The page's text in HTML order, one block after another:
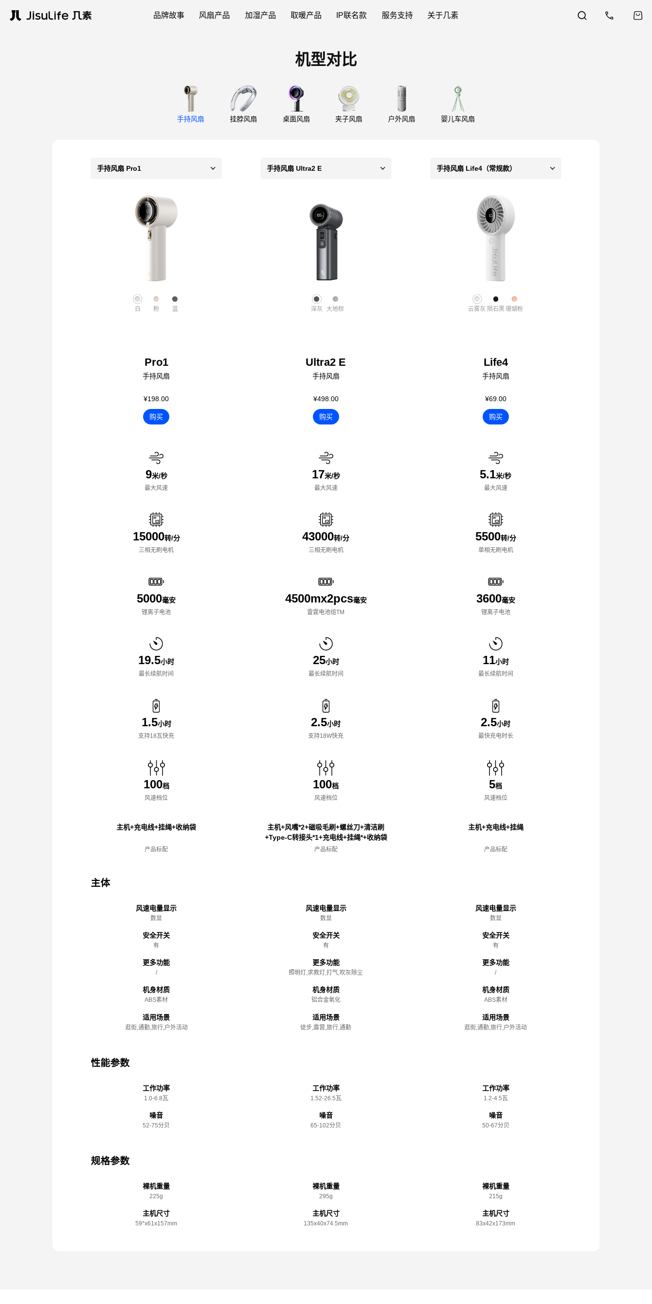
品牌故事 风扇产品 加湿产品 取暖产品 IP联名款 服务支持 关于几素
机型对比
手持风扇 挂脖风扇 桌面风扇 夹子风扇 户外风扇 婴儿车风扇
手持风扇 Pro1
白 粉 蓝
Pro1
手持风扇
¥198.00
购买
9米/秒
最大风速
15000转/分
三相无刷电机
5000毫安
锂离子电池
19.5小时
最长续航时间
1.5小时
支持18瓦快充
100档
风速档位
主机+充电线+挂绳+收纳袋
产品标配
主体
风速电量显示
数显
安全开关
有
更多功能
/
机身材质
ABS素材
适用场景
逛街,通勤,旅行,户外活动
性能参数
工作功率
1.0-6.8瓦
噪音
52-75分贝
规格参数
裸机重量
225g
主机尺寸
59*x️61x️157mm
手持风扇 Ultra2 E
深灰 大地棕
Ultra2 E
手持风扇
¥498.00
购买
17米/秒
最大风速
43000转/分
三相无刷电机
4500mx️2pcs毫安
雷霆电池组TM
25小时
最长续航时间
2.5小时
支持18W快充
100档
风速档位
主机+风嘴*2+磁吸毛刷+螺丝刀+清洁刷
+Type-C转接头*1+充电线+挂绳*+收纳袋
产品标配
风速电量显示
数显
安全开关
有
更多功能
照明灯,求救灯,打气,吹灰除尘
机身材质
铝合金氧化
适用场景
徒步,露营,旅行,通勤
工作功率
1.52-26.5瓦
噪音
65-102分贝
裸机重量
295g
主机尺寸
135x️40x️74.5mm
手持风扇 Life4（常规款）
云雾灰 陨石黑珊瑚粉
Life4
手持风扇
¥69.00
购买
5.1米/秒
最大风速
5500转/分
单相无刷电机
3600毫安
锂离子电池
11小时
最长续航时间
2.5小时
最快充电时长
5档
风速档位
主机+充电线+挂绳
产品标配
风速电量显示
数显
安全开关
有
更多功能
/
机身材质
ABS素材
适用场景
逛街,通勤,旅行,户外活动
工作功率
1.2-4.5瓦
噪音
50-67分贝
裸机重量
215g
主机尺寸
83x️42x️173mm